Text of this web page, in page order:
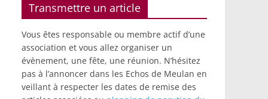
Transmettre un article
Vous êtes responsable ou membre actif d’une
association et vous allez organiser un
évènement, une fête, une réunion. N’hésitez
pas à l’annoncer dans les Echos de Meulan en
veillant à respecter les dates de remise des